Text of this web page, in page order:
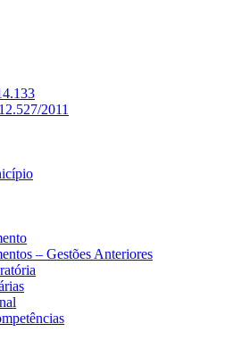
2011
– Gestões Anteriores